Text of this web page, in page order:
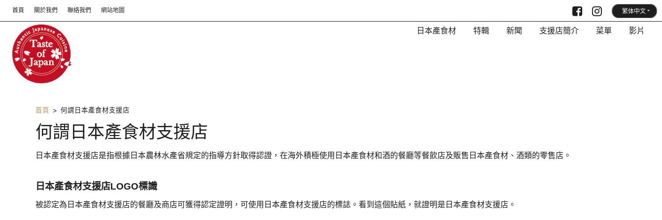
首頁 關於我們 聯絡我們 網站地圖
日本產食材 特輯 新聞 支援店簡介 菜單 影片
首頁 何謂日本產食材支援店
何謂日本產食材支援店
日本產食材支援店是指根據日本農林水產省規定的指導方針取得認證，在海外積極使用日本產食材和酒的餐廳等餐飲店及販售日本產食材、酒類的零售店。
日本產食材支援店LOGO標識
被認定為日本產食材支援店的餐廳及商店可獲得認定證明，可使用日本產食材支援店的標誌。看到這個貼紙，就證明是日本產食材支援店。